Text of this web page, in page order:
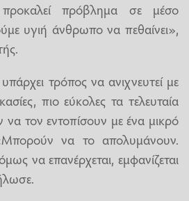
πρόβλημα σε μέσο
υγιή άνθρωπο να πεθαίνει»,
τρόπος να ανιχνευτεί με
πιο εύκολες τα τελευταία
τον εντοπίσουν με ένα μικρό
να το απολυμάνουν.
να επανέρχεται, εμφανίζεται